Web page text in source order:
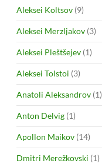
Aleksei Koltsov (9)
Aleksei Merzljakov (3)
Aleksei Pleštšejev (1)
Aleksei Tolstoi (3)
Anatoli Aleksandrov (1)
Anton Delvig (1)
Apollon Maikov (14)
Dmitri Merežkovski (1)